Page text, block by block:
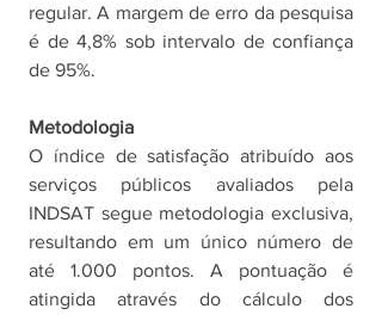
regular. A margem de erro da pesquisa
é de 4,8% sob intervalo de confiança
de 95%.
Metodologia
O índice de satisfação atribuído aos
serviços públicos avaliados pela
INDSAT segue metodologia exclusiva,
resultando em um único número de
até 1.000 pontos. A pontuação é
atingida através do cálculo dos